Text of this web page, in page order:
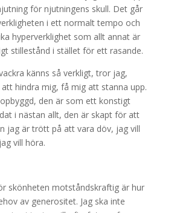
för njutningens skull. Det går
i ett normalt tempo och
hyperverklighet som allt annat är
stillestånd i stället för ett rasande.
känns så verkligt, tror jag,
hindra mig, få mig att stanna upp.
den är som ett konstigt
i nästan allt, den är skapt för att
jag är trött på att vara döv, jag vill
vill höra.
skönheten motståndskraftig är hur
av generositet. Jag ska inte